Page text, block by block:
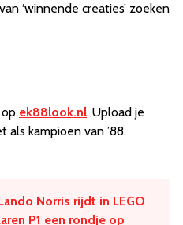
‘winnende creaties’ zoeken
ek88look.nl. Upload je
kampioen van ’88.​​​​​​​​​​​​​​​​
Norris rijdt in LEGO
P1 een rondje op